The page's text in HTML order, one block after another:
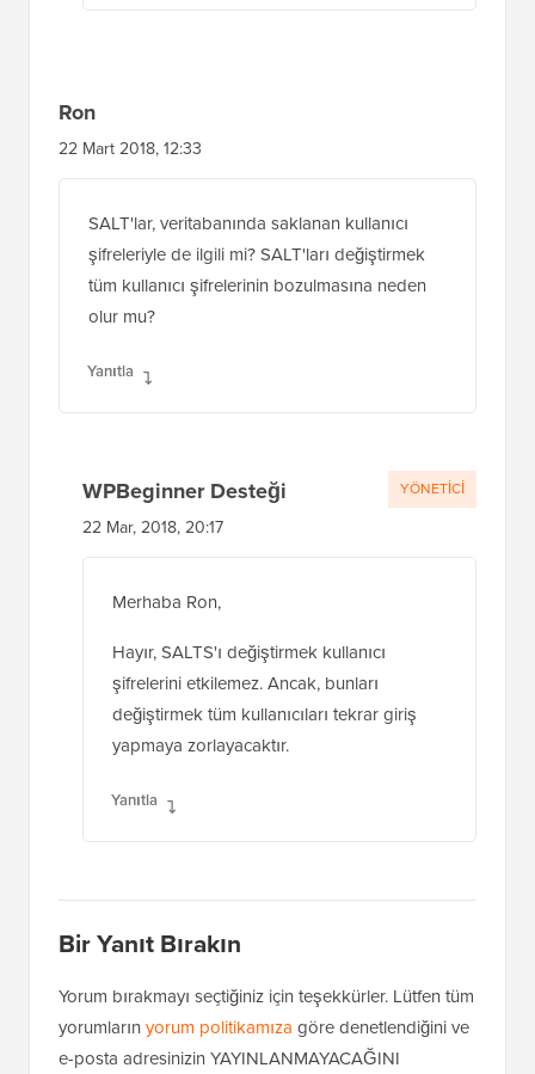
Ron
22 Mart 2018, 12:33
SALT'lar, veritabanında saklanan kullanıcı
şifreleriyle de ilgili mi? SALT'ları değiştirmek
tüm kullanıcı şifrelerinin bozulmasına neden
olur mu?
Yanıtla
WPBeginner Desteği
22 Mar, 2018, 20:17
Merhaba Ron,
Hayır, SALTS'ı değiştirmek kullanıcı
şifrelerini etkilemez. Ancak, bunları
değiştirmek tüm kullanıcıları tekrar giriş
yapmaya zorlayacaktır.
Yanıtla
YÖNETICI
Bir Yanıt Bırakın
Yorum bırakmayı seçtiğiniz için teşekkürler. Lütfen tüm
yorumların yorum politikamıza göre denetlendiğini ve
e-posta adresinizin YAYINLANMAYACAĞINI